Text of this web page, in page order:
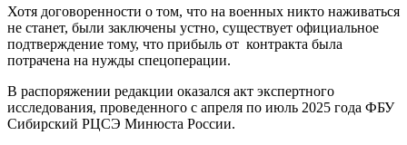
Хотя договоренности о том, что на военных никто наживаться
не станет, были заключены устно, существует официальное
подтверждение тому, что прибыль от контракта была
потрачена на нужды спецоперации.
В распоряжении редакции оказался акт экспертного
исследования, проведенного с апреля по июль 2025 года ФБУ
Сибирский РЦСЭ Минюста России.